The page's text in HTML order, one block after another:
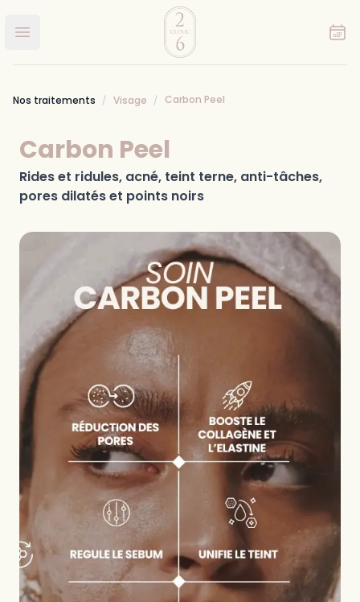
Ouvrir le menu principal
Clinic 26
Nos traitements Visage Carbon Peel
Carbon Peel
Rides et ridules, acné, teint terne, anti-tâches,
pores dilatés et points noirs
Images